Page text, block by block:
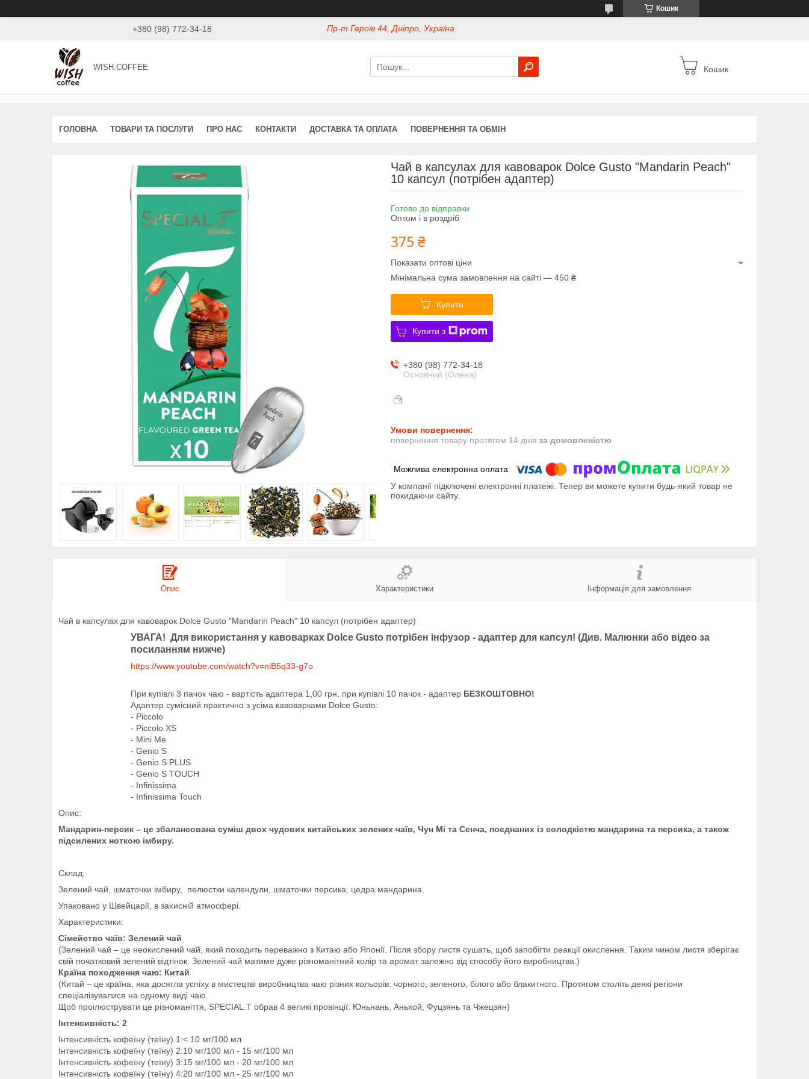
Кошик
+380 (98) 772-34-18 Пр-т Героїв 44, Дніпро, Україна
WISH.COFFEE Кошик
ГОЛОВНА ТОВАРИ ТА ПОСЛУГИ ПРО НАС КОНТАКТИ ДОСТАВКА ТА ОПЛАТА ПОВЕРНЕННЯ ТА ОБМІН
Чай в капсулах для кавоварок Dolce Gusto "Mandarin Peach"
10 капсул (потрібен адаптер)
Готово до відправки
Оптом і в роздріб
375 ₴
Показати оптові ціни
Мінімальна сума замовлення на сайті — 450 ₴
Купити
Купити з
+380 (98) 772-34-18
Основний (Олена)
повернення товару протягом 14 днів за домовленістю
У компанії підключені електронні платежі. Тепер ви можете купити будь-який товар не
покидаючи сайту.
Опис Характеристики Інформація для замовлення
Чай в капсулах для кавоварок Dolce Gusto "Mandarin Peach" 10 капсул (потрібен адаптер)
УВАГА! Для використання у кавоварках Dolce Gusto потрібен інфузор - адаптер для капсул! (Див. Малюнки або відео за
посиланням нижче)
https://www.youtube.com/watch?v=niB5q33-g7o
При купівлі 3 пачок чаю - вартість адаптера 1,00 грн, при купівлі 10 пачок - адаптер БЕЗКОШТОВНО!
Адаптер сумісний практично з усіма кавоварками Dolce Gusto:
- Piccolo
- Piccolo XS
- Mini Me
- Genio S
- Genio S PLUS
- Genio S TOUCH
- Infinissima
- Infinissima Touch
Опис:
Мандарин-персик – це збалансована суміш двох чудових китайських зелених чаїв, Чун Мі та Сенча, поєднаних із солодкістю мандарина та персика, а також
підсилених ноткою імбиру.
Склад:
Зелений чай, шматочки імбиру, пелюстки календули, шматочки персика, цедра мандарина.
Упаковано у Швейцарії, в захисній атмосфері.
Характеристики:
Сімейство чаїв: Зелений чай
(Зелений чай – це неокислений чай, який походить переважно з Китаю або Японії. Після збору листя сушать, щоб запобігти реакції окислення. Таким чином листя зберігає
свій початковий зелений відтінок. Зелений чай матиме дуже різноманітний колір та аромат залежно від способу його виробництва.)
Країна походження чаю: Китай
(Китай – це країна, яка досягла успіху в мистецтві виробництва чаю різних кольорів: чорного, зеленого, білого або блакитного. Протягом століть деякі регіони
спеціалізувалися на одному виді чаю.
Щоб проілюструвати це різноманіття, SPECIAL.T обрав 4 великі провінції: Юньнань, Аньхой, Фуцзянь та Чжецзян)
Інтенсивність: 2
Інтенсивність кофеїну (теїну) 1:< 10 мг/100 мл
Інтенсивність кофеїну (теїну) 2:10 мг/100 мл - 15 мг/100 мл
Інтенсивність кофеїну (теїну) 3:15 мг/100 мл - 20 мг/100 мл
Інтенсивність кофеїну (теїну) 4:20 мг/100 мл - 25 мг/100 мл